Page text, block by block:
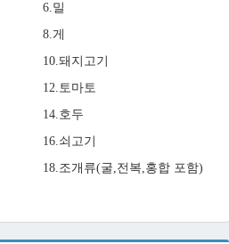
6.밀
8.게
10.돼지고기
12.토마토
14.호두
16.쇠고기
18.조개류(굴,전복,홍합 포함)